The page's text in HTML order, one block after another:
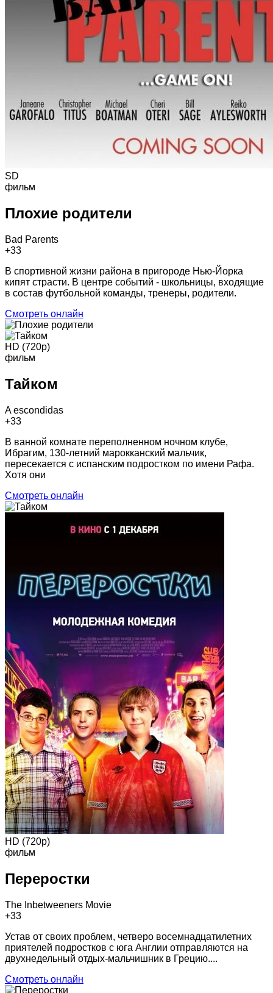
SD
фильм
Плохие родители
Bad Parents
+33
В спортивной жизни района в пригороде Нью-Йорка
кипят страсти. В центре событий - школьницы, входящие
в состав футбольной команды, тренеры, родители.
Смотреть онлайн
HD (720p)
фильм
Тайком
A escondidas
+33
В ванной комнате переполненном ночном клубе,
Ибрагим, 130-летний марокканский мальчик,
пересекается с испанским подростком по имени Рафа.
Хотя они
Смотреть онлайн
HD (720p)
фильм
Переростки
The Inbetweeners Movie
+33
Устав от своих проблем, четверо восемнадцатилетних
приятелей подростков с юга Англии отправляются на
двухнедельный отдых-мальчишник в Грецию....
Смотреть онлайн